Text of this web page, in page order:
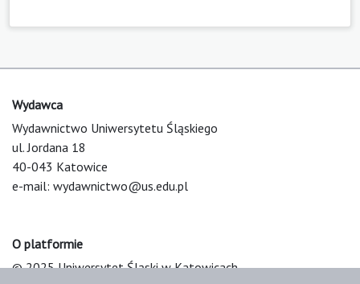
Wydawca
Wydawnictwo Uniwersytetu Śląskiego
ul. Jordana 18
40-043 Katowice
e-mail: wydawnictwo@us.edu.pl
O platformie
© 2025 Uniwersytet Śląski w Katowicach